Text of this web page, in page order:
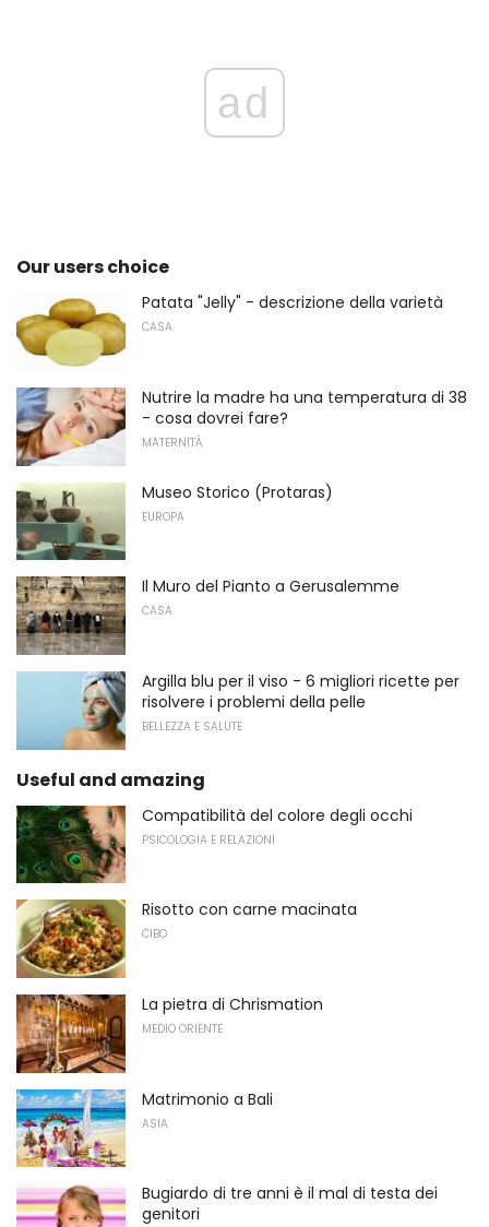
ad
Our users choice
Patata "Jelly" - descrizione della varietà
CASA
Nutrire la madre ha una temperatura di 38
- cosa dovrei fare?
MATERNITÀ
Museo Storico (Protaras)
EUROPA
Il Muro del Pianto a Gerusalemme
CASA
Argilla blu per il viso - 6 migliori ricette per
risolvere i problemi della pelle
BELLEZZA E SALUTE
Useful and amazing
Compatibilità del colore degli occhi
PSICOLOGIA E RELAZIONI
Risotto con carne macinata
CIBO
La pietra di Chrismation
MEDIO ORIENTE
Matrimonio a Bali
ASIA
Bugiardo di tre anni è il mal di testa dei
genitori